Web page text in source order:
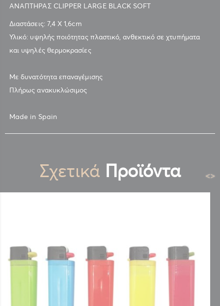
ΑΝΑΠΤΗΡΑΣ CLIPPER LARGE BLACK SOFT
Διαστάσεις: 7,4 Χ 1,6cm
Υλικό: υψηλής ποιότητας πλαστικό, ανθεκτικό σε χτυπήματα
και υψηλές θερμοκρασίες
Με δυνατότητα επαναγέμισης
Πλήρως ανακυκλώσιμος
Made in Spain
Σχετικά Προϊόντα <>